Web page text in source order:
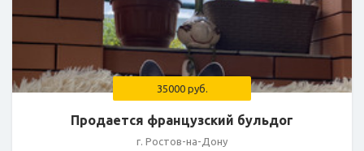
35000 руб.
Продается французский бульдог
г. Ростов-на-Дону